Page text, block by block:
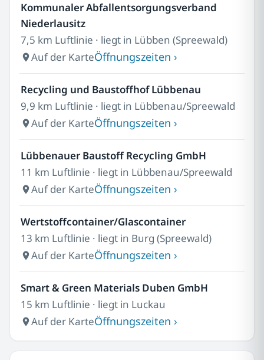
Kommunaler Abfallentsorgungsverband
Niederlausitz
7,5 km Luftlinie · liegt in Lübben (Spreewald)
Auf der KarteÖffnungszeiten ›
Recycling und Baustoffhof Lübbenau
9,9 km Luftlinie · liegt in Lübbenau/Spreewald
Auf der KarteÖffnungszeiten ›
Lübbenauer Baustoff Recycling GmbH
11 km Luftlinie · liegt in Lübbenau/Spreewald
Auf der KarteÖffnungszeiten ›
Wertstoffcontainer/Glascontainer
13 km Luftlinie · liegt in Burg (Spreewald)
Auf der KarteÖffnungszeiten ›
Smart & Green Materials Duben GmbH
15 km Luftlinie · liegt in Luckau
Auf der KarteÖffnungszeiten ›